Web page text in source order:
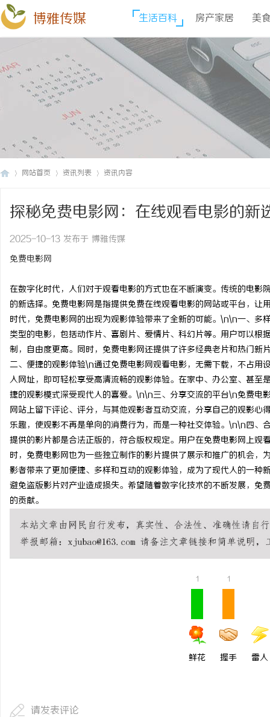
博雅传媒 生活百科 房产家居 美
网站首页 资讯列表 资讯内容
探秘免费电影网：在线观看电影的新
2025-10-13 发布于 博雅传媒
免费电影网
在数字化时代，人们对于观看电影的方式也在不断演变。传统的电
的新选择。免费电影网是指提供免费在线观看电影的网站或平台，
时代，免费电影网的出现为观影体验带来了全新的可能。\n\n一、多
类型的电影，包括动作片、喜剧片、爱情片、科幻片等。用户可以
制，自由度更高。同时，免费电影网还提供了许多经典老片和热门
二、便捷的观影体验\n通过免费电影网观看电影，无需下载，不占用
入网址，即可轻松享受高清流畅的观影体验。在家中、办公室、甚
捷的观影模式深受现代人的喜爱。\n\n三、分享交流的平台\n免费电
网站上留下评论、评分，与其他观影者互动交流，分享自己的观影
乐趣，使观影不再是单向的消费行为，而是一种社交体验。\n\n四、
提供的影片都是合法正版的，符合版权规定。用户在免费电影网上
时，免费电影网也为一些独立制作的影片提供了展示和推广的机会
影者带来了更加便捷、多样和互动的观影体验，成为了现代人的一
避免盗版影片对产业造成损失。希望随着数字化技术的不断发展，
的贡献。
1
鲜花
1
握手 雷人
请发表评论
开店最怕“搜不到”为什
ai却天天给他免费派单？